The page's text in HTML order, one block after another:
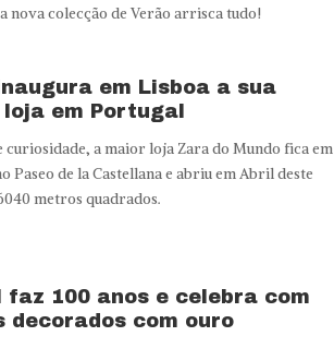
nova colecção de Verão arrisca tudo!
em Lisboa a sua
em Portugal
curiosidade, a maior loja Zara do Mundo fica em
Paseo de la Castellana e abriu em Abril deste
metros quadrados.
faz 100 anos e celebra com
decorados com ouro